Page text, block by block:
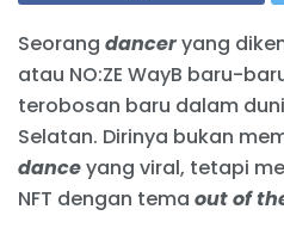
Seorang danceryang
atau NO:ZE WayB baru-
terobosan baru dalam
Selatan. Dirinya bukan
danceyang viral, tetapi
NFT dengan tema out of